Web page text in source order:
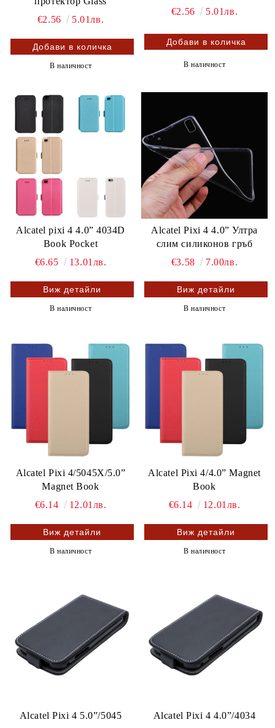
€2.56
5.01лв.
В наличност
€2.56 5.01лв.
В наличност
Alcatel pixi 4 4.0” 4034D
Book Pocket
€6.65
13.01лв.
Виж детайли
В наличност
Alcatel Pixi 4 4.0” Ултра
слим силиконов гръб
€3.58
7.00лв.
Виж детайли
В наличност
Alcatel Pixi 4/5045X/5.0”
Magnet Book
€6.14
12.01лв.
Виж детайли
В наличност
Alcatel Pixi 4/4.0” Magnet
Book
€6.14
12.01лв.
Виж детайли
В наличност
Alcatel Pixi 4 5.0”/5045
Alcatel Pixi 4 4.0”/4034